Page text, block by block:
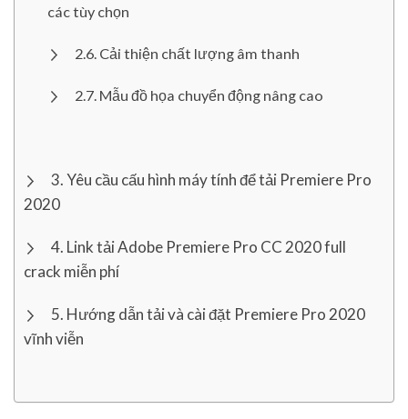
các tùy chọn
Cải thiện chất lượng âm thanh
Mẫu đồ họa chuyển động nâng cao
Yêu cầu cấu hình máy tính để tải Premiere Pro
2020
Link tải Adobe Premiere Pro CC 2020 full
crack miễn phí
Hướng dẫn tải và cài đặt Premiere Pro 2020
vĩnh viễn